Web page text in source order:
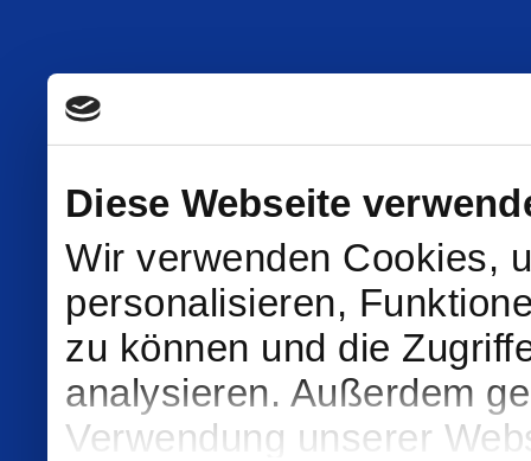
Diese Webseite
Wir verwenden Cookies,
personalisieren,
zu können und die
analysieren. Außerdem
Verwendung unserer